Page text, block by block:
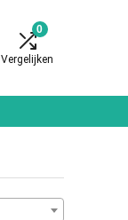
0
Vergelijken